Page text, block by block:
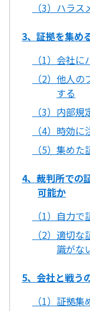
（3）ハラ
3、証拠を集め
（1）会社
（2）他人
する
（3）内部
（4）時効に
（5）集め
4、裁判所での
可能か
（1）自力
（2）適切
識がな
5、会社と戦う
（1）証拠